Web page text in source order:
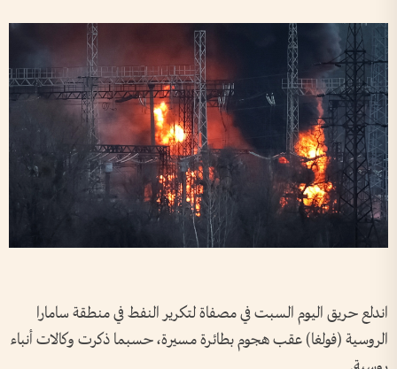
اندلع حريق اليوم السبت في مصفاة لتكرير النفط في منطقة سامارا
الروسية (فولغا) عقب هجوم بطائرة مسيرة، حسبما ذكرت وكالات أنباء